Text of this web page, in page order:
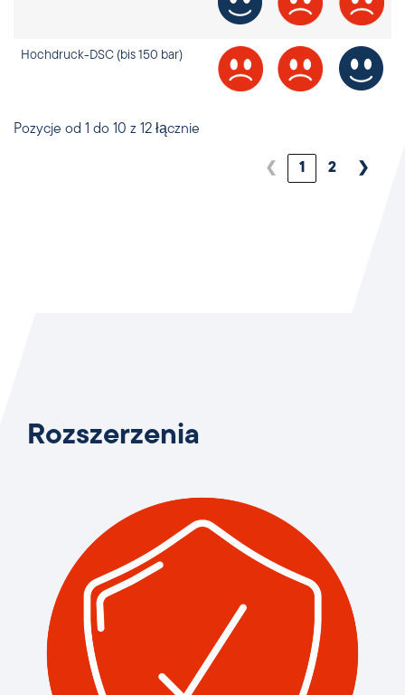
Hochdruck-DSC (bis 150 bar)
Pozycje od 1 do 10 z 12 łącznie
❮ 1 2 ❯
Rozszerzenia